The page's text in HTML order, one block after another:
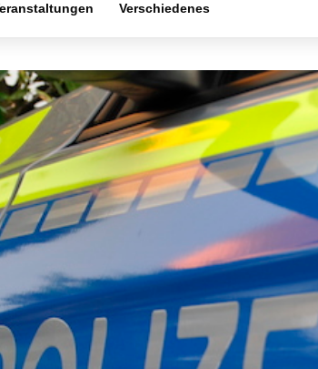
Verschiedenes